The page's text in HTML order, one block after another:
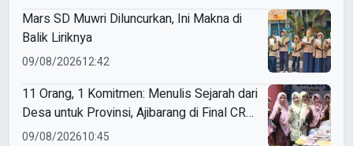
Mars SD Muwri Diluncurkan, Ini Makna di
Balik Liriknya
09/08/202612:42
11 Orang, 1 Komitmen: Menulis Sejarah dari
Desa untuk Provinsi, Ajibarang di Final CRM
2026
09/08/202610:45